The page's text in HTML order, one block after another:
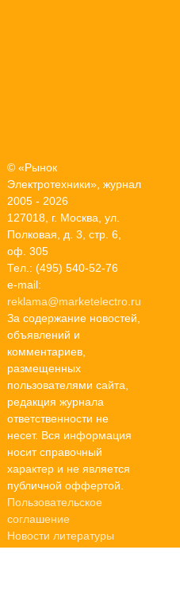
© «Рынок
Электротехники», журнал
2005 - 2026
127018, г. Москва, ул.
Полковая, д. 3, стр. 6,
оф. 305
Тел.: (495) 540-52-76
e-mail:
reklama@marketelectro.ru
За содержание новостей,
объявлений и
комментариев,
размещенных
пользователями сайта,
редакция журнала
ответственности не
несет. Вся информация
носит справочный
характер и не является
публичной оффертой.
Пользовательское
соглашение
Новости литературы